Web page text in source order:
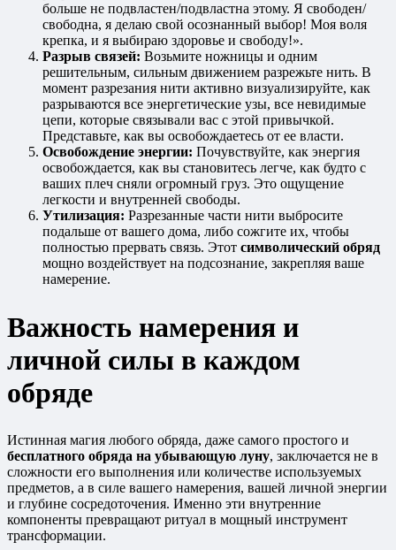
больше не подвластен/подвластна этому. Я свободен/
свободна, я делаю свой осознанный выбор! Моя воля
крепка, и я выбираю здоровье и свободу!».
Разрыв связей: Возьмите ножницы и одним
решительным, сильным движением разрежьте нить. В
момент разрезания нити активно визуализируйте, как
разрываются все энергетические узы, все невидимые
цепи, которые связывали вас с этой привычкой.
Представьте, как вы освобождаетесь от ее власти.
Освобождение энергии: Почувствуйте, как энергия
освобождается, как вы становитесь легче, как будто с
ваших плеч сняли огромный груз. Это ощущение
легкости и внутренней свободы.
Утилизация: Разрезанные части нити выбросите
подальше от вашего дома, либо сожгите их, чтобы
полностью прервать связь. Этот символический обряд
мощно воздействует на подсознание, закрепляя ваше
намерение.
Важность намерения и
личной силы в каждом
обряде
Истинная магия любого обряда, даже самого простого и
бесплатного обряда на убывающую луну, заключается не в
сложности его выполнения или количестве используемых
предметов, а в силе вашего намерения, вашей личной энергии
и глубине сосредоточения. Именно эти внутренние
компоненты превращают ритуал в мощный инструмент
трансформации.